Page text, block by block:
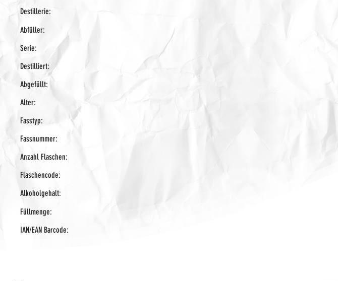
Destillerie:
Abfüller:
Serie:
Destilliert:
Abgefüllt:
Alter:
Fasstyp:
Fassnummer:
Anzahl Flaschen:
Flaschencode:
Alkoholgehalt:
Füllmenge:
IAN/EAN Barcode: